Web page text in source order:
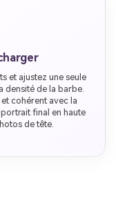
et ajustez une seule
densité de la barbe.
cohérent avec la
final en haute
de tête.